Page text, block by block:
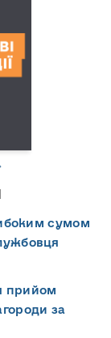
сумом
прийом
за